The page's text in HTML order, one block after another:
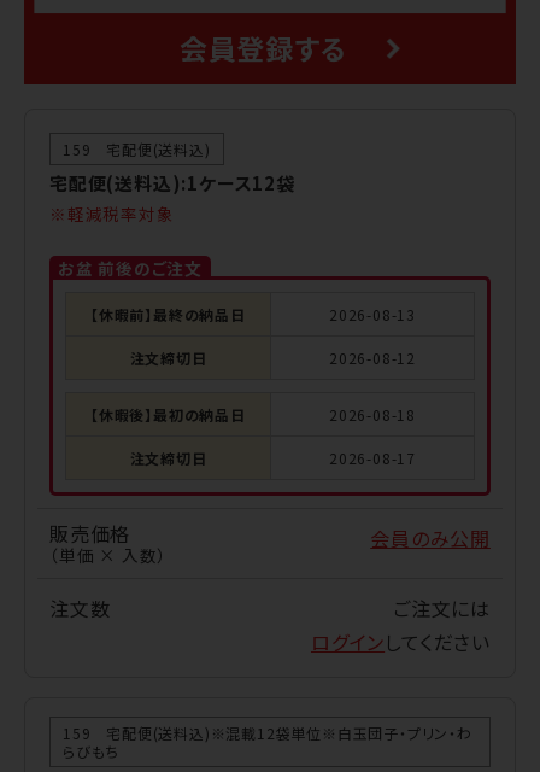
159 宅配便(送料込)
宅配便(送料込):1ケース12袋
軽減税率対象
お盆 前後のご注文
【休暇前】最終の納品日 2026-08-13
注文締切日 2026-08-12
【休暇後】最初の納品日 2026-08-18
注文締切日 2026-08-17
販売価格
（単価 × 入数）
会員のみ公開
注文数
ご注文には
ログイン してください
159 宅配便(送料込)※混載12袋単位※白玉団子・プリン・わ
らびもち